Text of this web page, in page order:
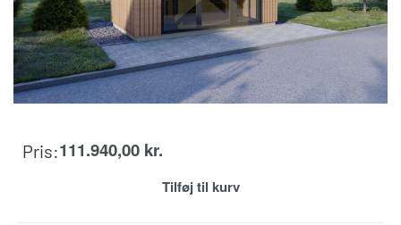
Pris:111.940,00 kr.
Tilføj til kurv